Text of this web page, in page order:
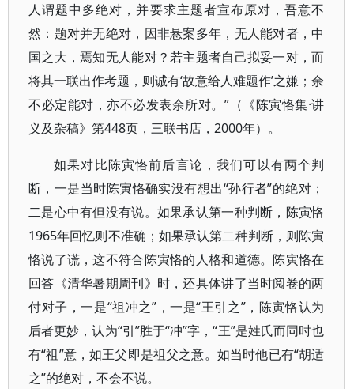
人谓题中多绝对，并要求主题者宣布原对，吾意不
然：题对并无绝对，因非悬案多年，无人能对者，中
国之大，焉知无人能对？若主题者自己拟妥一对，而
将其一联出作考题，则诚有‘故意给人难题作’之嫌；余
不必定能对，亦不必发表余所对。”（《陈寅恪集·讲
义及杂稿》第448页，三联书店，2000年）。
如果对比陈寅恪前后言论，我们可以有两个判
断，一是当时陈寅恪确实没有想出“孙行者”的绝对；
二是心中有但没有说。如果承认第一种判断，陈寅恪
1965年回忆则不准确；如果承认第二种判断，则陈寅
恪说了谎，这不符合陈寅恪的人格和道德。陈寅恪在
回答《清华暑期周刊》时，还具体讲了当时阅卷的两
付对子，一是“祖冲之”，一是“王引之”，陈寅恪认为
后者更妙，认为“引”胜于“冲”字，“王”是姓氏而同时也
有“祖”意，如王父即是祖父之意。如当时他已有“胡适
之”的绝对，不会不说。